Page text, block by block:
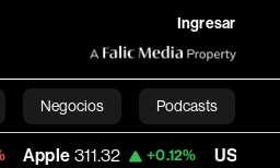
Ingresar
Negocios Podcasts
311.32 +0.12% USD COP